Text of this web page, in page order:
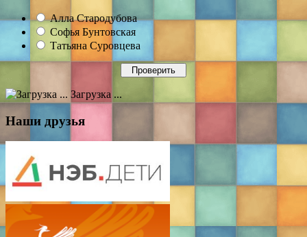
Алла Стародубова
Софья Бунтовская
Татьяна Суровцева
Загрузка ...
Наши друзья